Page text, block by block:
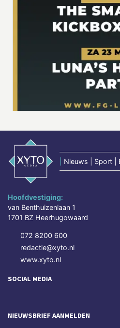
Nieuws | Sport |
Hoofdvestiging:
van Benthuizenlaan 1
1701 BZ Heerhugowaard
072 8200 600
redactie@xyto.nl
www.xyto.nl
SOCIAL MEDIA
NIEUWSBRIEF AANMELDEN